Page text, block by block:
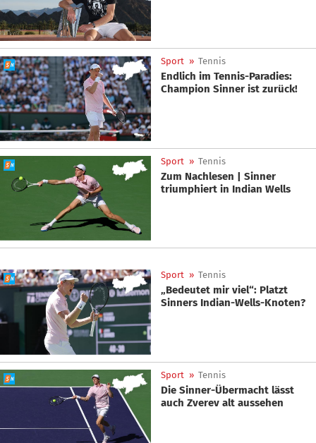
Sport » Tennis
Endlich im Tennis-Paradies:
Champion Sinner ist zurück!
Sport » Tennis
Zum Nachlesen | Sinner
triumphiert in Indian Wells
Sport » Tennis
„Bedeutet mir viel“: Platzt
Sinners Indian-Wells-Knoten?
Sport » Tennis
Die Sinner-Übermacht lässt
auch Zverev alt aussehen